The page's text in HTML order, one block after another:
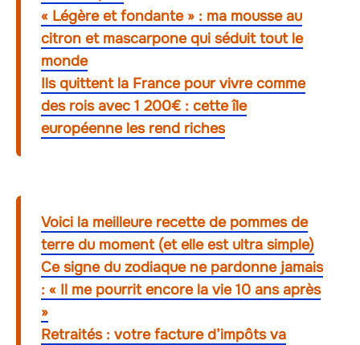
« Légère et fondante » : ma mousse au
citron et mascarpone qui séduit tout le
monde
Ils quittent la France pour vivre comme
des rois avec 1 200€ : cette île
européenne les rend riches
Voici la meilleure recette de pommes de
terre du moment (et elle est ultra simple)
Ce signe du zodiaque ne pardonne jamais
: « Il me pourrit encore la vie 10 ans après
»
Retraités : votre facture d’impôts va